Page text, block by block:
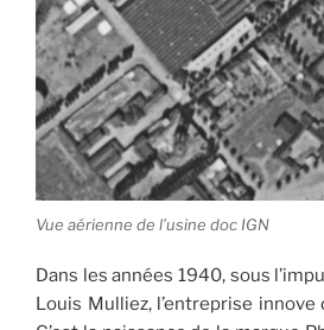
Vue aérienne de l’usine doc IGN
Dans les années 1940, sous
Louis Mulliez, l’entreprise